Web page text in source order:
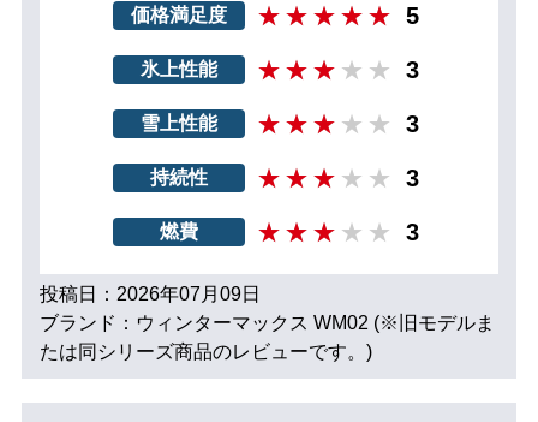
価格満足度 5
氷上性能 3
雪上性能 3
持続性 3
燃費 3
投稿日：2026年07月09日
ブランド：ウィンターマックス WM02 (※旧モデルま
たは同シリーズ商品のレビューです。)